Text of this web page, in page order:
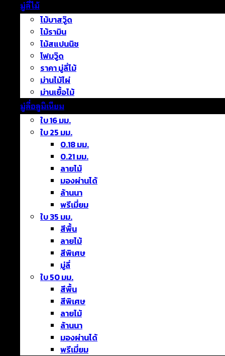
มู่ลี่ไม้
ไม้บาสวู๊ด
ไม้รามิน
ไม้สแปนนิช
โฟมวู๊ด
ราคา มู่ลี่ไม้
ม่านไม้ไผ่
ม่านเยื้อไม้
มู่ลี่อลูมิเนียม
ใบ 16 มม.
ใบ 25 มม.
0.18 มม.
0.21 มม.
ลายไม้
มองผ่านได้
ล้านนา
พรีเมี่ยม
ใบ 35 มม.
สีพื้น
ลายไม้
สีพิเศษ
มู่ลี่
ใบ 50 มม.
สีพื้น
สีพิเศษ
ลายไม้
ล้านนา
มองผ่านได้
พรีเมี่ยม